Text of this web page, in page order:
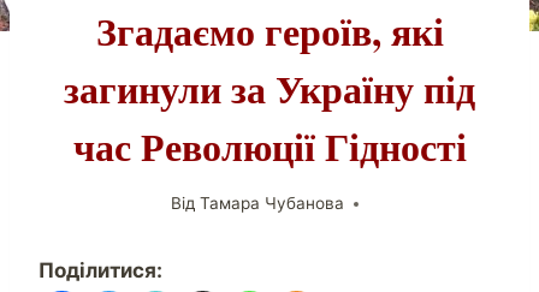
Згадаємо героїв, які
загинули за Україну під
час Революції Гідності
Від Тамара Чубанова
Поділитися: